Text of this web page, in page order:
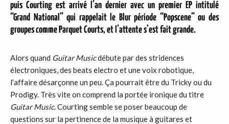
puis Courting est arrivé l’an dernier avec un premier EP intitulé
“Grand National” qui rappelait le Blur période “Popscene” ou des
groupes comme Parquet Courts, et l’attente s’est fait grande.
Alors quand Guitar Musicdébute par des stridences
électroniques, des beats electro et une voix robotique,
l’affaire désarçonne un peu. Ça pourrait être du Tricky ou du
Prodigy. Très vite on comprend la portée ironique du titre
Guitar Music. Courting semble se poser beaucoup de
questions sur la pertinence de la musique à guitares et